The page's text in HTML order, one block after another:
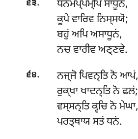
੬੩.
ਧਨਮਪ੍ਪਮ੍ਪਿ ਸਾਧੂਨਂ,
ਕੂਪੇ ਵਾਰਿਵ ਨਿਸ੍ਸਯੋ;
ਬਹੁਂ ਅਪਿ ਅਸਾਧੂਨਂ,
ਨਚ ਵਾਰੀਵ ਅਣ੍ਣਵੇ.
੬੪.
ਨਜ੍ਜੋ ਪਿਵਨ੍ਤਿ ਨੋ ਆਪਂ,
ਰੁਕ੍ਖਾ ਖਾਦਨ੍ਤਿ ਨੋ ਫਲਂ;
ਵਸ੍ਸਨ੍ਤਿ ਕ੍ਵਚਿ ਨੋ ਮੇਘਾ,
ਪਰਤ੍ਥਾਯ ਸਤਂ ਧਨਂ.